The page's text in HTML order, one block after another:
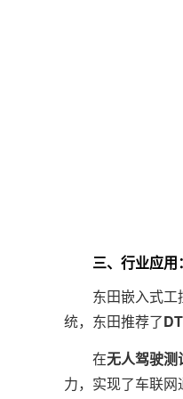
三、行业应用
东田嵌入式工控
统，东田推荐了
在无人驾驶测
力，实现了车联网